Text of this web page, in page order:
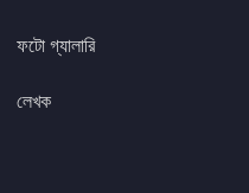
ফটো গ্যালারি
লেখক